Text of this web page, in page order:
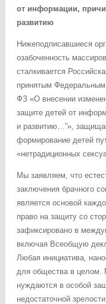
от информации,
развитию
Нижеподписавшиеся
озабоченность
сталкивается
принятым Федеральным
ФЗ «О внесении
защите детей от
и развитию…”»,
формирование детей
«нетрадиционных
Мы заявляем, что
заключения брачного
является основой
право на защиту со
зафиксировано в
включая Всеобщую
Любая инициатива,
для общества в целом.
нуждаются в особой
недостаточной